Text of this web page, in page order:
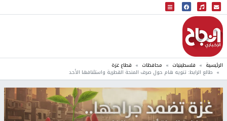
البث المباشر
إذاعة النجاح
الرئيسية فلسطينيات محافظات قطاع غزة
طالع الرابط: تنويه هام حول صرف المنحة القطرية واستئنافها الأحد